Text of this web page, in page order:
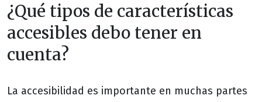
¿Qué tipos de características
accesibles debo tener en
cuenta?
La accesibilidad es importante en muchas partes